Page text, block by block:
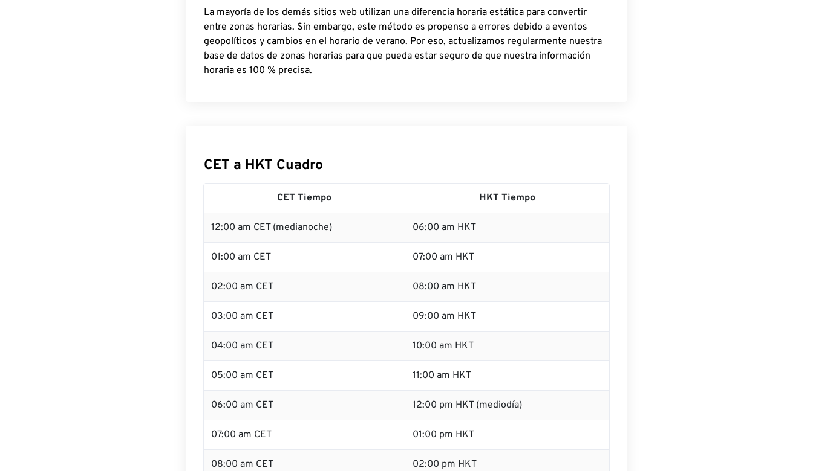
La mayoría de los demás sitios web utilizan una diferencia horaria estática para convertir
entre zonas horarias. Sin embargo, este método es propenso a errores debido a eventos
geopolíticos y cambios en el horario de verano. Por eso, actualizamos regularmente nuestra
base de datos de zonas horarias para que pueda estar seguro de que nuestra información
horaria es 100 % precisa.
CET a HKT Cuadro
CET Tiempo HKT Tiempo
12:00 am CET (medianoche) 06:00 am HKT
01:00 am CET 07:00 am HKT
02:00 am CET 08:00 am HKT
03:00 am CET 09:00 am HKT
04:00 am CET 10:00 am HKT
05:00 am CET 11:00 am HKT
06:00 am CET 12:00 pm HKT (mediodía)
07:00 am CET 01:00 pm HKT
08:00 am CET 02:00 pm HKT